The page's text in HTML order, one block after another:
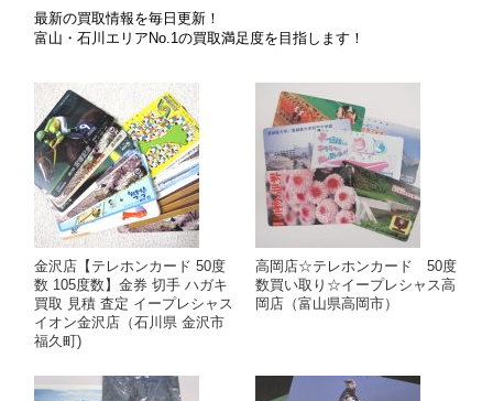
最新の買取情報を毎日更新！
富山・石川エリアNo.1の買取満足度を目指します！
金沢店【テレホンカード 50度
数 105度数】金券 切手 ハガキ
買取 見積 査定 イープレシャス
イオン金沢店（石川県 金沢市
福久町)
高岡店☆テレホンカード 50度
数買い取り☆イープレシャス高
岡店（富山県高岡市）